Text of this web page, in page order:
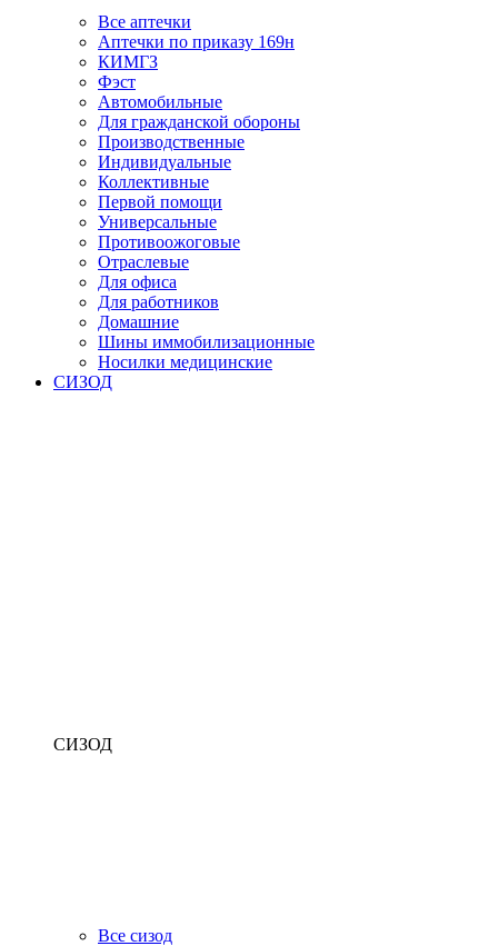
Все аптечки
Аптечки по приказу 169н
КИМГЗ
Фэст
Автомобильные
Для гражданской обороны
Производственные
Индивидуальные
Коллективные
Первой помощи
Универсальные
Противоожоговые
Отраслевые
Для офиса
Для работников
Домашние
Шины иммобилизационные
Носилки медицинские
СИЗОД
СИЗОД
Все сизод